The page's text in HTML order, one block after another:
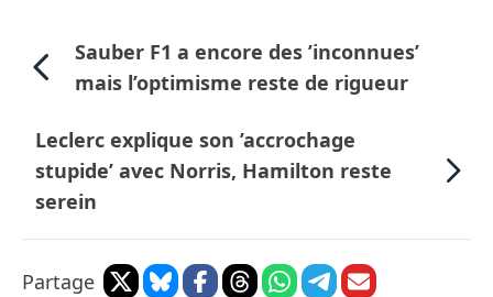
Sauber F1 a encore des ’inconnues’
mais l’optimisme reste de rigueur
Leclerc explique son ’accrochage
stupide’ avec Norris, Hamilton reste
serein
Partage